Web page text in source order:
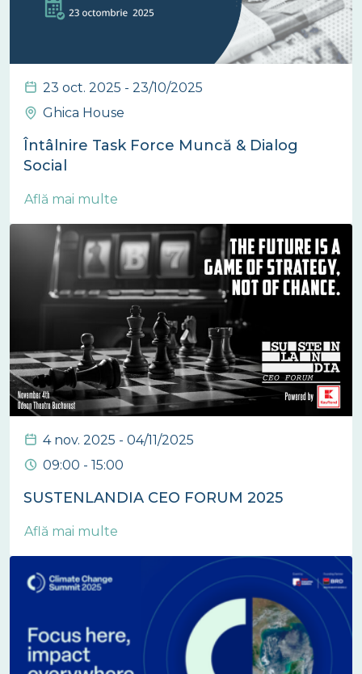
23 oct. 2025 - 23/10/2025
Ghica House
Întâlnire Task Force Muncă & Dialog
Social
Află mai multe
4 nov. 2025 - 04/11/2025
09:00 - 15:00
SUSTENLANDIA CEO FORUM 2025
Află mai multe